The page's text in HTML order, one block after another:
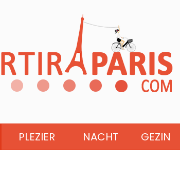
PLEZIER NACHT GEZIN